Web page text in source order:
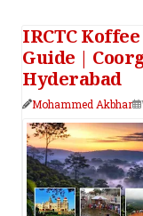
IRCTC
Guide |
Hyderabad
Mohammed Akbhar